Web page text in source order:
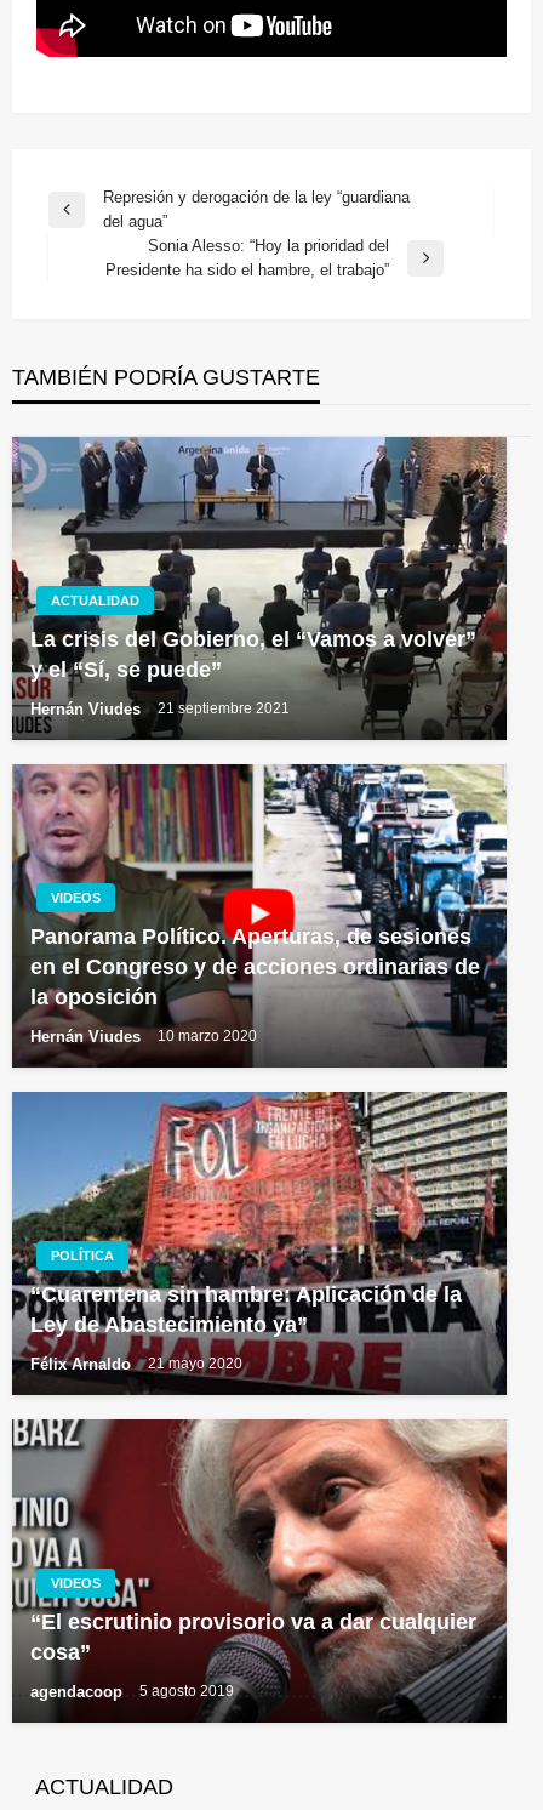
Navegación
entradas
Entrada
Represión y derogación de la ley “guardiana
del agua”
Entrada
Sonia Alesso: “Hoy la prioridad del
Presidente ha sido el hambre, el trabajo”
TAMBIÉN PODRÍA GUSTARTE
ACTUALIDAD
La crisis del Gobierno, el “Vamos a volver”
y el “Sí, se puede”
Hernán Viudes 21 septiembre 2021
VIDEOS
Panorama Político. Aperturas, de sesiones
en el Congreso y de acciones ordinarias de
la oposición
Hernán Viudes 10 marzo 2020
POLÍTICA
“Cuarentena sin hambre: Aplicación de la
Ley de Abastecimiento ya”
Félix Arnaldo 21 mayo 2020
VIDEOS
“El escrutinio provisorio va a dar cualquier
cosa”
agendacoop 5 agosto 2019
ACTUALIDAD